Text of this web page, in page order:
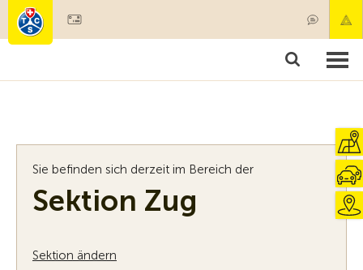
Mitgliedschaft & Leistungen
Sie befinden sich derzeit im Bereich der
Sektion Zug
Sektion ändern